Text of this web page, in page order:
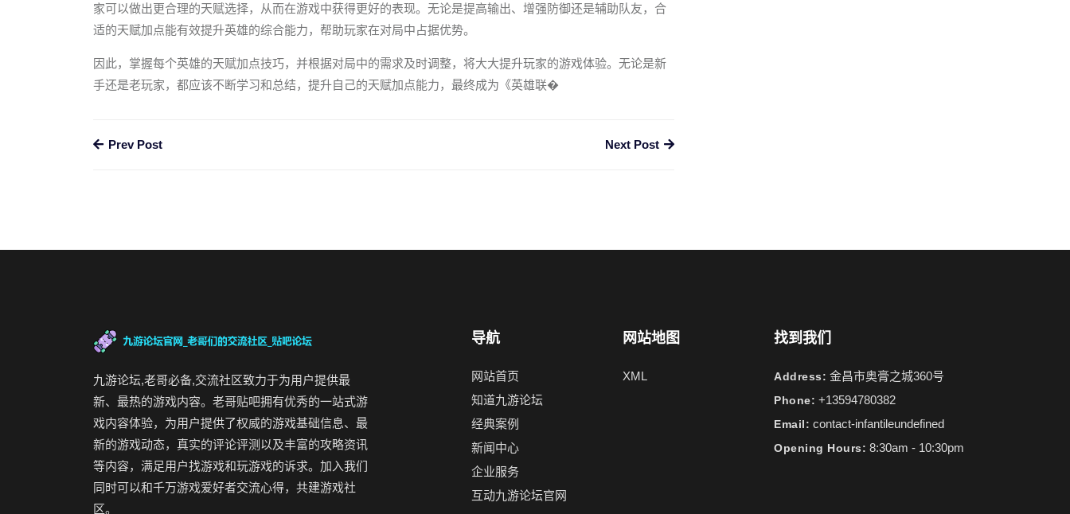
家可以做出更合理的天赋选择，从而在游戏中获得更好的表现。无论是提高输出、增强防御还是辅助队友，合
适的天赋加点能有效提升英雄的综合能力，帮助玩家在对局中占据优势。
因此，掌握每个英雄的天赋加点技巧，并根据对局中的需求及时调整，将大大提升玩家的游戏体验。无论是新
手还是老玩家，都应该不断学习和总结，提升自己的天赋加点能力，最终成为《英雄联�
Prev Post Next Post
九游论坛,老哥必备,交流社区致力于为用户提供最
新、最热的游戏内容。老哥贴吧拥有优秀的一站式游
戏内容体验，为用户提供了权威的游戏基础信息、最
新的游戏动态，真实的评论评测以及丰富的攻略资讯
等内容，满足用户找游戏和玩游戏的诉求。加入我们
同时可以和千万游戏爱好者交流心得，共建游戏社
区。
导航
网站首页
知道九游论坛
经典案例
新闻中心
企业服务
互动九游论坛官网
网站地图
XML
找到我们
Address: 金昌市奥膏之城360号
Phone: +13594780382
Email: contact-infantileundefined
Opening Hours: 8:30am - 10:30pm